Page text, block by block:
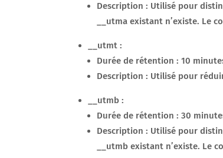
Description : Utilisé pour
__utma existant n’existe. Le
__utmt :
Durée de rétention : 10
Description : Utilisé pour
__utmb :
Durée de rétention : 30
Description : Utilisé pour
__utmb existant n’existe. Le